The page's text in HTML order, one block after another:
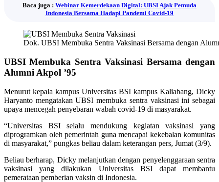
Baca juga : Webinar Kemerdekaan Digital: UBSI Ajak Pemuda
Indonesia Bersama Hadapi Pandemi Covid-19
Dok. UBSI Membuka Sentra Vaksinasi Bersama dengan
UBSI Membuka Sentra Vaksinasi Bersama dengan
Alumni Akpol ’95
Menurut kepala kampus Universitas BSI kampus Kaliabang, Dicky
Haryanto mengatakan UBSI membuka sentra vaksinasi ini sebagai
upaya mencegah penyebaran wabah covid-19 di masyarakat.
“Universitas BSI selalu mendukung kegiatan vaksinasi yang
diprogramkan oleh pemerintah guna mencapai kekebalan komunitas
di masyarakat,” pungkas beliau dalam keterangan pers, Jumat (3/9).
Beliau berharap, Dicky melanjutkan dengan penyelenggaraan sentra
vaksinasi yang dilakukan Universitas BSI dapat membantu
pemerataan pemberian vaksin di Indonesia.